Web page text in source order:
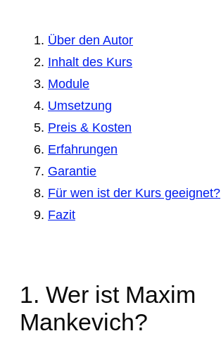
Über den Autor
Inhalt des Kurs
Module
Umsetzung
Preis & Kosten
Erfahrungen
Garantie
Für wen ist der Kurs geeignet?
Fazit
1. Wer ist Maxim
Mankevich?